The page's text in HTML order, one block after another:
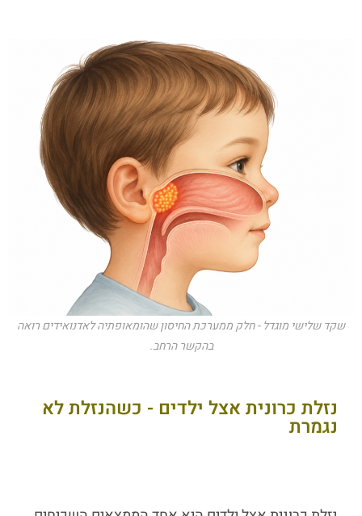
שקד שלישי מוגדל - חלק ממערכת החיסון שהומאופתיה לאדנואידים רואה
בהקשר הרחב.
נזלת כרונית אצל ילדים - כשהנזלת לא
נגמרת